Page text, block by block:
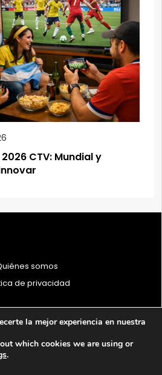
CTV: Mundial y
somos
de privacidad
- Todos los derechos reservados
la mejor experiencia en nuestra
which cookies we are using or
.